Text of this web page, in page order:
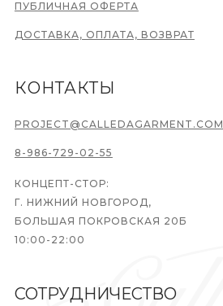
ПУБЛИЧНАЯ ОФЕРТА
ДОСТАВКА, ОПЛАТА, ВОЗВРАТ
8-986-729-02-55
PROJECT@CALLEDAGARMENT.COM
КОНТАКТЫ
СОТРУДНИЧЕСТВО
КОНЦЕПТ-СТОР:
Г. НИЖНИЙ НОВГОРОД,
БОЛЬШАЯ ПОКРОВСКАЯ 20Б
10:00-22:00